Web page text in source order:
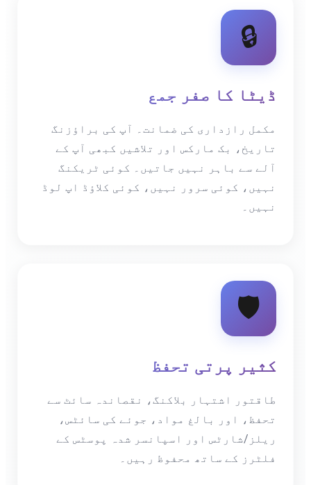
ڈیٹا کا صفر جمع
مکمل رازداری کی ضمانت۔ آپ کی براؤزنگ
تاریخ، بک مارکس اور تلاشیں کبھی آپ کے
آلے سے باہر نہیں جاتیں۔ کوئی ٹریکنگ
نہیں، کوئی سرور نہیں، کوئی کلاؤڈ اپ لوڈ
نہیں۔
🛡️
کثیر پرتی تحفظ
طاقتور اشتہار بلاکنگ، نقصاندہ سائٹ سے
تحفظ، اور بالغ مواد، جوئے کی سائٹس،
ریلز/شارٹس اور اسپانسر شدہ پوسٹس کے
فلٹرز کے ساتھ محفوظ رہیں۔